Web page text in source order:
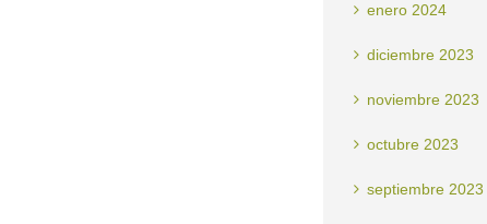
enero 2024
diciembre 2023
noviembre 2023
octubre 2023
septiembre 2023